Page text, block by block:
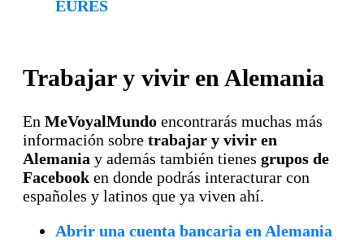
EURES
Trabajar y vivir en Alemania
En MeVoyalMundo encontrarás muchas más
información sobre trabajar y vivir en
Alemania y además también tienes grupos de
Facebook en donde podrás interacturar con
españoles y latinos que ya viven ahí.
Abrir una cuenta bancaria en Alemania